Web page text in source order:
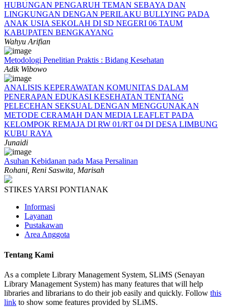
HUBUNGAN PENGARUH TEMAN SEBAYA DAN
LINGKUNGAN DENGAN PERILAKU BULLYING PADA
ANAK USIA SEKOLAH DI SD NEGERI 06 TAUM
KABUPATEN BENGKAYANG
Wahyu Arifian
Metodologi Penelitian Praktis : Bidang Kesehatan
Adik Wibowo
ANALISIS KEPERAWATAN KOMUNITAS DALAM
PENERAPAN EDUKASI KESEHATAN TENTANG
PELECEHAN SEKSUAL DENGAN MENGGUNAKAN
METODE CERAMAH DAN MEDIA LEAFLET PADA
KELOMPOK REMAJA DI RW 01/RT 04 DI DESA LIMBUNG
KUBU RAYA
Junaidi
Asuhan Kebidanan pada Masa Persalinan
Rohani, Reni Saswita, Marisah
STIKES YARSI PONTIANAK
Informasi
Layanan
Pustakawan
Area Anggota
Tentang Kami
As a complete Library Management System, SLiMS (Senayan
Library Management System) has many features that will help
libraries and librarians to do their job easily and quickly. Follow this
link to show some features provided by SLiMS.